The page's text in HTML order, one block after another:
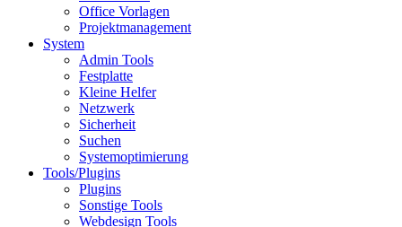
Office Vorlagen
Projektmanagement
System
Admin Tools
Festplatte
Kleine Helfer
Netzwerk
Sicherheit
Suchen
Systemoptimierung
Tools/Plugins
Plugins
Sonstige Tools
Webdesign Tools